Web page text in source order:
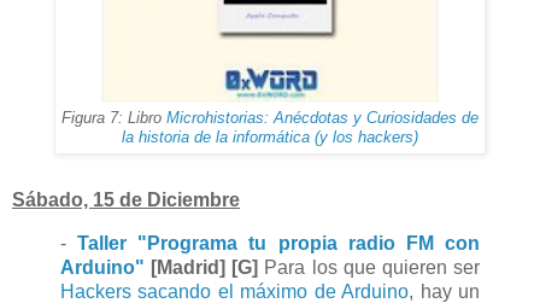
Figura 7: Libro Microhistorias: Anécdotas y Curiosidades de
la historia de la informática (y los hackers)
Sábado, 15 de Diciembre
-Taller "Programa tu propia radio FM con
Arduino" [Madrid] [G] Para los que quieren ser
Hackers sacando el máximo de Arduino, hay un